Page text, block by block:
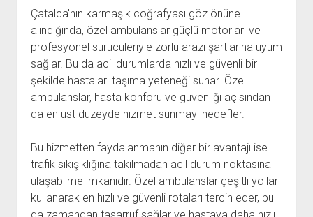
Çatalca'nın karmaşık coğrafyası göz önüne
alındığında, özel ambulanslar güçlü motorları ve
profesyonel sürücüleriyle zorlu arazi şartlarına uyum
sağlar. Bu da acil durumlarda hızlı ve güvenli bir
şekilde hastaları taşıma yeteneği sunar. Özel
ambulanslar, hasta konforu ve güvenliği açısından
da en üst düzeyde hizmet sunmayı hedefler.
Bu hizmetten faydalanmanın diğer bir avantajı ise
trafik sıkışıklığına takılmadan acil durum noktasına
ulaşabilme imkanıdır. Özel ambulanslar çeşitli yolları
kullanarak en hızlı ve güvenli rotaları tercih eder, bu